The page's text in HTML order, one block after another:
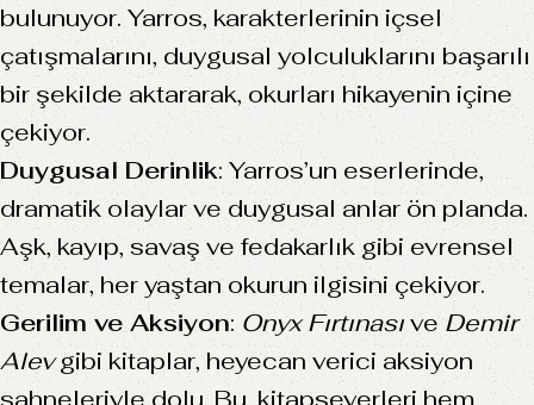
bulunuyor. Yarros, karakterlerinin içsel
çatışmalarını, duygusal yolculuklarını başarılı
bir şekilde aktararak, okurları hikayenin içine
çekiyor.
Duygusal Derinlik: Yarros’un eserlerinde,
dramatik olaylar ve duygusal anlar ön planda.
Aşk, kayıp, savaş ve fedakarlık gibi evrensel
temalar, her yaştan okurun ilgisini çekiyor.
Gerilim ve Aksiyon: Onyx Fırtınasıve Demir
Alevgibi kitaplar, heyecan verici aksiyon